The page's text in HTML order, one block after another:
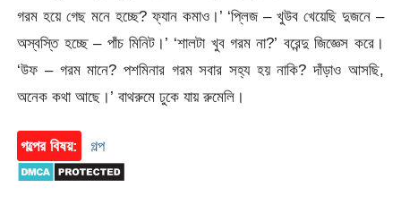
গরম হয়ে গেছ মনে হচ্ছে? ফ্যান কমাও।’ ‘প্লিজ – খুউব খেয়েছি দুজনে –
অস্বস্তি হচ্ছে – পাঁচ মিনিট।’ ‘শালটা খুব গরম না?’ বরেন্দু জিজ্ঞেস করে।
‘উফ – গরম মানে? পশমিনার গরম সবার সহ্য হয় নাকি? দাঁড়াও আসছি,
অনেক কথা আছে।’ বাথরুমে ঢুকে যায় রুমেলি।
গল্পের বিষয়: গল্প